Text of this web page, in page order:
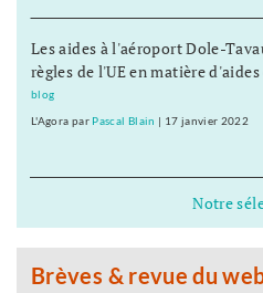
Les aides à l'aéroport Dole-
règles de l'UE en matière
blog
L'Agora par Pascal Blain | 17 janvier 2022
Notre
Brèves & revue du